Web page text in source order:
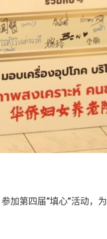
加第四届“填心”活动，